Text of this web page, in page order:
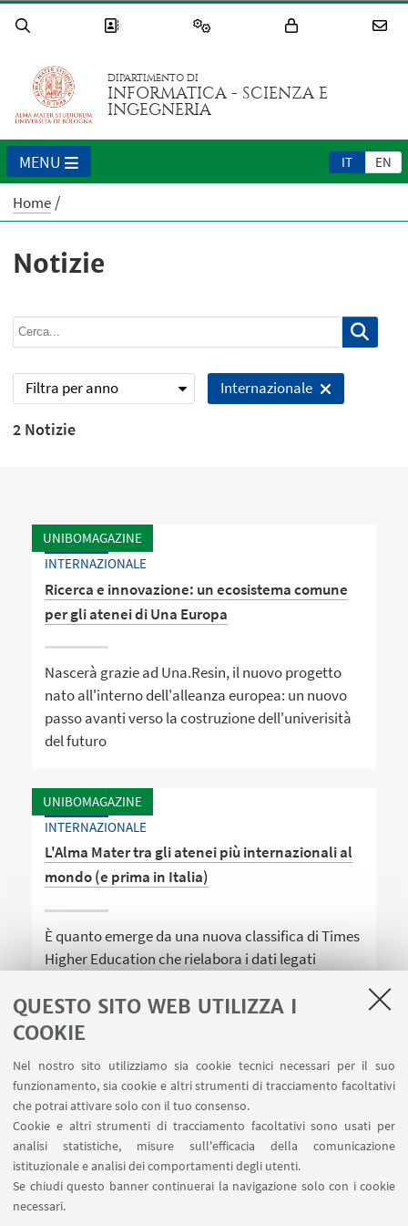
QUESTO SITO WEB UTILIZZA I
COOKIE
Nel nostro sito utilizziamo sia cookie tecnici necessari per il suo
funzionamento, sia cookie e altri strumenti di tracciamento facoltativi
che potrai attivare solo con il tuo consenso.
Cookie e altri strumenti di tracciamento facoltativi sono usati per
analisi statistiche, misure sull'efficacia della comunicazione
istituzionale e analisi dei comportamenti degli utenti.
Se chiudi questo banner continuerai la navigazione solo con i cookie
necessari.
DIPARTIMENTO DI
INFORMATICA - SCIENZA E
INGEGNERIA
IT EN
MENU
Home
Notizie
Filtra per anno Internazionale
2 Notizie
UNIBOMAGAZINE
INTERNAZIONALE
Ricerca e innovazione: un ecosistema comune
per gli atenei di Una Europa
Nascerà grazie ad Una.Resin, il nuovo progetto
nato all'interno dell'alleanza europea: un nuovo
passo avanti verso la costruzione dell'univerisità
del futuro
UNIBOMAGAZINE
INTERNAZIONALE
L'Alma Mater tra gli atenei più internazionali al
mondo (e prima in Italia)
È quanto emerge da una nuova classifica di Times
Higher Education che rielabora i dati legati
World University Rankings 2020
LINK UTILI
Area riservata